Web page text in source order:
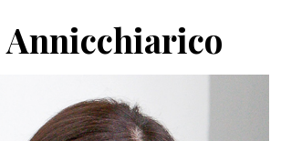
Annicchiarico